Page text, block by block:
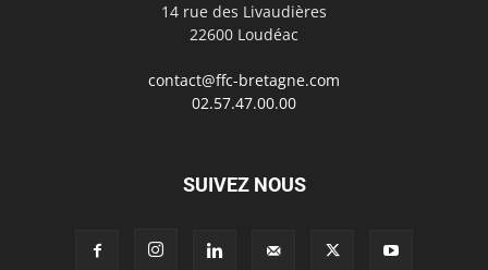
14 rue des Livaudières
22600 Loudéac
contact@ffc-bretagne.com
02.57.47.00.00
SUIVEZ NOUS